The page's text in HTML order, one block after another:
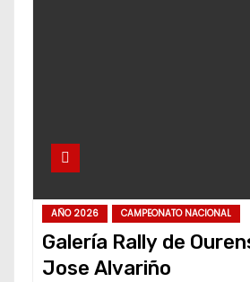
AÑO 2026 CAMPEONATO NACIONAL
Galería Rally de
Jose Alvariño